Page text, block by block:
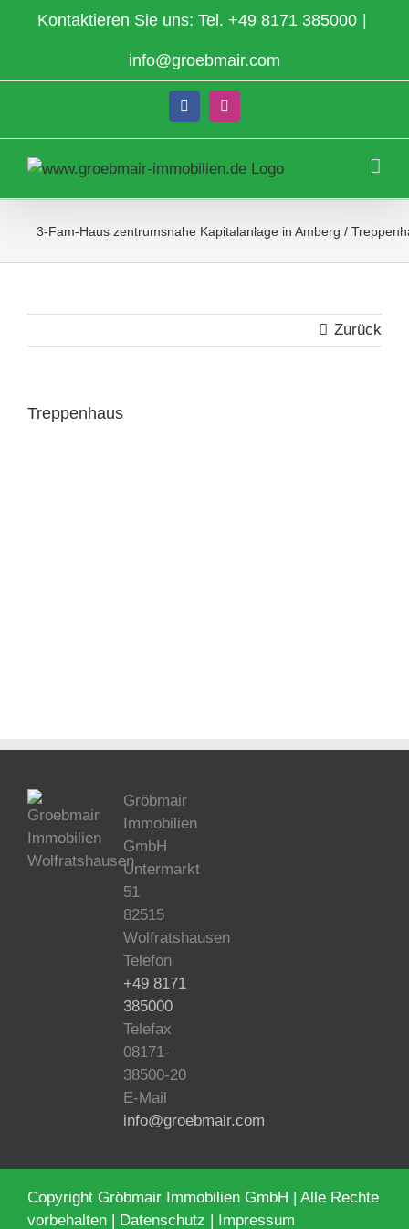
Kontaktieren Sie uns: Tel. +49 8171 385000
info@groebmair.com
FacebookInstagram
3-Fam-Haus zentrumsnahe Kapitalanlage in Amberg /
Zurück
Treppenhaus
Gröbmair
Immobilien
GmbH
Untermarkt
51
82515
Wolfratshausen
Telefon
+49 8171
385000
Telefax
08171-
38500-20
E-Mail
info@groebmair.com
Copyright Gröbmair Immobilien GmbH | Alle Rechte
vorbehalten | Datenschutz | Impressum